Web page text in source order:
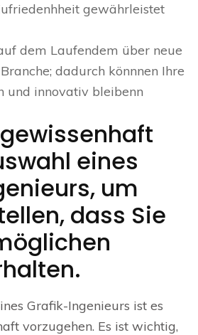
gewährleistet
dem Laufendem über neue
dadurch könnnen Ihre
und innovativ bleibenn
eines
um
dass Sie
Grafik-Ingenieurs ist es
vorzugehen. Es ist wichtig,